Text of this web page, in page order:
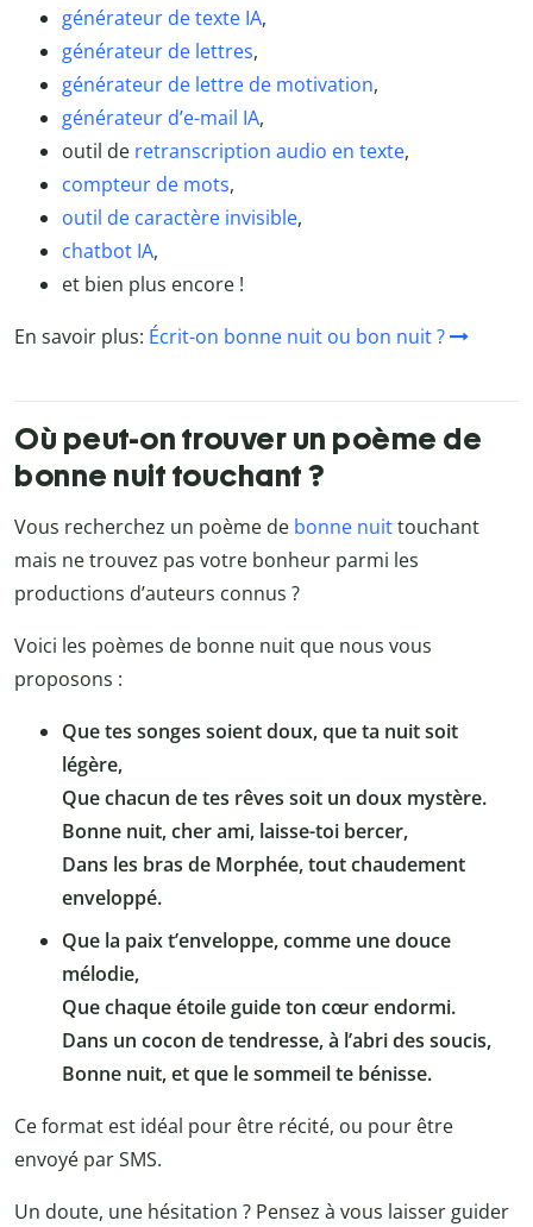
générateur de texte IA,
générateur de lettres,
générateur de lettre de motivation,
générateur d’e-mail IA,
outil de retranscription audio en texte,
compteur de mots,
outil de caractère invisible,
chatbot IA,
et bien plus encore !
En savoir plus: Écrit-on bonne nuit ou bon nuit ?
Où peut-on trouver un poème de
bonne nuit touchant ?
Vous recherchez un poème de bonne nuittouchant
mais ne trouvez pas votre bonheur parmi les
productions d’auteurs connus ?
Voici les poèmes de bonne nuit que nous vous
proposons :
Que tes songes soient doux, que ta nuit soit
légère,
Que chacun de tes rêves soit un doux mystère.
Bonne nuit, cher ami, laisse-toi bercer,
Dans les bras de Morphée, tout chaudement
enveloppé.
Que la paix t’enveloppe, comme une douce
mélodie,
Que chaque étoile guide ton cœur endormi.
Dans un cocon de tendresse, à l’abri des soucis,
Bonne nuit, et que le sommeil te bénisse.
Ce format est idéal pour être récité, ou pour être
envoyé par SMS.
Un doute, une hésitation ? Pensez à vous laisser guider